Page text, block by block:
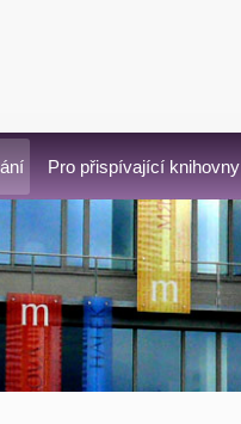
Pro přispívající knihovny